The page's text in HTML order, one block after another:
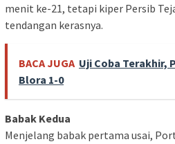
menit ke-21, tetapi kiper Persib
tendangan kerasnya.
BACA JUGA Uji Coba Terakhir,
Blora 1-0
Babak Kedua
Menjelang babak pertama usai,